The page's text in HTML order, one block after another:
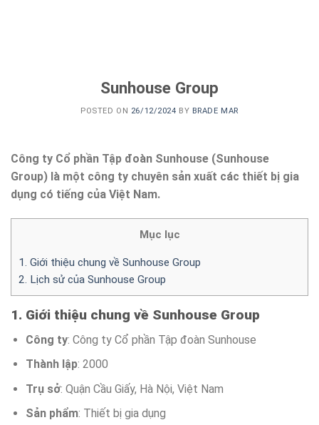
Sunhouse Group
POSTED ON 26/12/2024 BY BRADE MAR
Công ty Cổ phần Tập đoàn Sunhouse (Sunhouse
Group) là một công ty chuyên sản xuất các thiết bị gia
dụng có tiếng của Việt Nam.
Mục lục
1. Giới thiệu chung về Sunhouse Group
2. Lịch sử của Sunhouse Group
1. Giới thiệu chung về Sunhouse Group
Công ty: Công ty Cổ phần Tập đoàn Sunhouse
Thành lập: 2000
Trụ sở: Quận Cầu Giấy, Hà Nội, Việt Nam
Sản phẩm: Thiết bị gia dụng